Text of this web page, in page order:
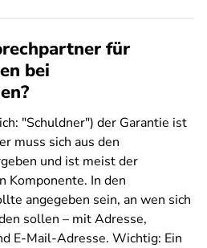
für
bei
"Schuldner") der Garantie ist
muss sich aus den
und ist meist der
Komponente. In den
angegeben sein, an wen sich
sollen – mit Adresse,
E-Mail-Adresse. Wichtig: Ein